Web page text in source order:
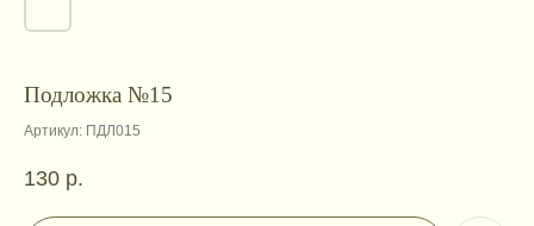
Подложка №15
Артикул: ПДЛ015
130 р.